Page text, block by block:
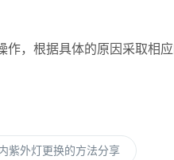
，根据具体的原因采取相应
紫外灯更换的方法分享